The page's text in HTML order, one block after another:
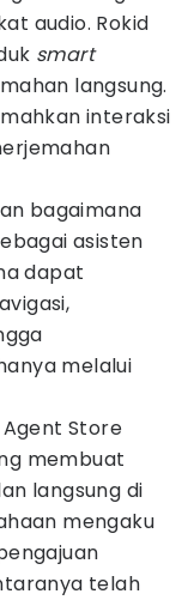
audio. Rokid
smart
langsung.
interaksi
bagaimana
asisten
dapat
melalui
Store
membuat
langsung di
mengaku
telah